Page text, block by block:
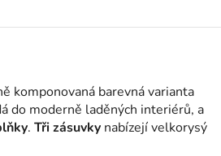
komponovaná barevná varianta
do moderně laděných interiérů, a
. Tři zásuvky nabízejí velkorysý